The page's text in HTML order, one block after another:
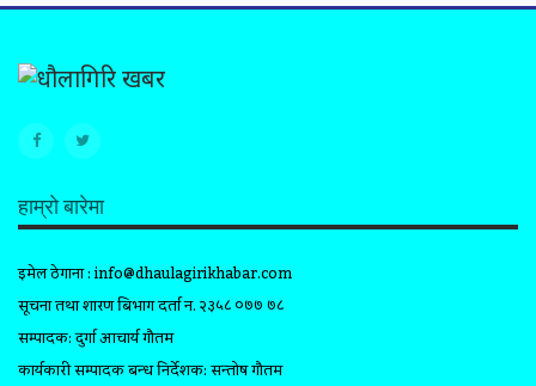
हाम्रो बारेमा
इमेल ठेगाना :info@dhaulagirikhabar.com
सूचना तथा प्रशारण बिभाग दर्ता न. २३५८ ०७७ ७८
सम्पादक: दुर्गा आचार्य गौतम
कार्यकारी सम्पादक प्रबन्ध निर्देशक: सन्तोष गौतम